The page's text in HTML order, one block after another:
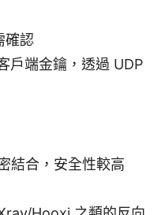
確認
戶端金鑰，透過 UDP
結合，安全性較高